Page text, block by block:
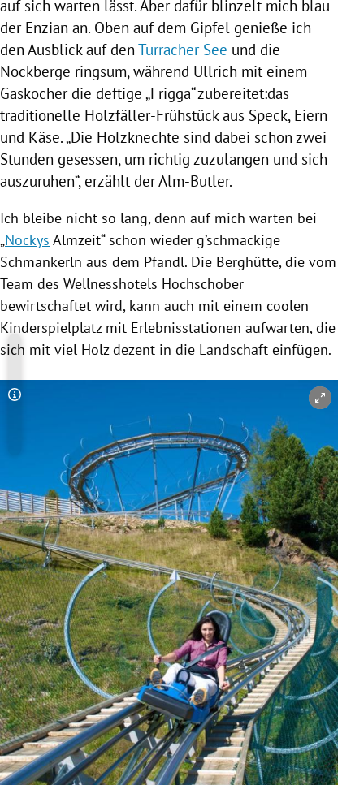
auf sich warten lässt. Aber dafür blinzelt mich blau
der Enzian an. Oben auf dem Gipfel genieße ich
den Ausblick auf den Turracher See und die
Nockberge ringsum, während Ullrich mit einem
Gaskocher die deftige „Frigga“ zubereitet:das
traditionelle Holzfäller-Frühstück aus Speck, Eiern
und Käse. „Die Holzknechte sind dabei schon zwei
Stunden gesessen, um richtig zuzulangen und sich
auszuruhen“, erzählt der Alm-Butler.
Ich bleibe nicht so lang, denn auf mich warten bei
„Nockys Almzeit“ schon wieder g’schmackige
Schmankerln aus dem Pfandl. Die Berghütte, die vom
Team des Wellnesshotels Hochschober
bewirtschaftet wird, kann auch mit einem coolen
Kinderspielplatz mit Erlebnisstationen aufwarten, die
sich mit viel Holz dezent in die Landschaft einfügen.
Copyright-Hinweis öffnen/schließen